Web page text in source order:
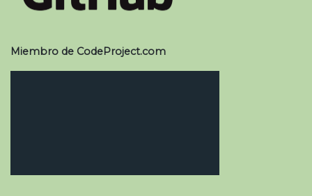
Miembro de CodeProject.com